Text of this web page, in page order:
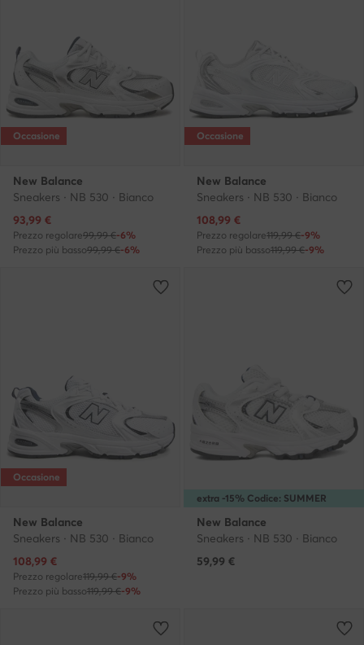
Occasione
New Balance
Sneakers · NB 530 · Bianco
Prezzo attuale
93,99 €
Prezzo regolare99,99 €-6%
Prezzo più basso99,99 €-6%
Occasione
New Balance
Sneakers · NB 530 · Bianco
Prezzo attuale
108,99 €
Prezzo regolare119,99 €-9%
Prezzo più basso119,99 €-9%
Occasione
New Balance
Sneakers · NB 530 · Bianco
Prezzo attuale
108,99 €
Prezzo regolare119,99 €-9%
Prezzo più basso119,99 €-9%
extra -15% Codice: SUMMER
New Balance
Sneakers · NB 530 · Bianco
59,99 €